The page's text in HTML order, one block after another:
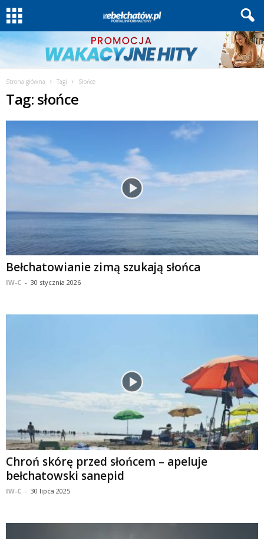
Strona główna Tagi Słońce
Tag: słońce
Bełchatowianie zimą szukają słońca
IW-C - 30 stycznia 2026
Chroń skórę przed słońcem – apeluje
bełchatowski sanepid
IW-C - 30 lipca 2025